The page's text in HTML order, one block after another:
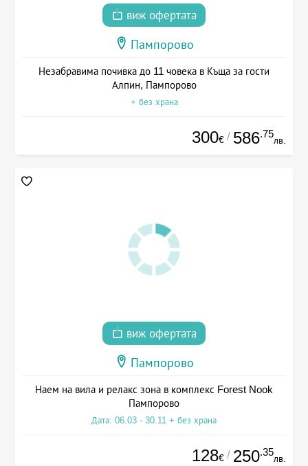
виж офертата
Пампорово
Незабравима почивка до 11 човека в Къща за гости
Алпин, Пампорово
+ без храна
300€ / 586.75
лв.
виж офертата
Пампорово
Наем на вила и релакс зона в комплекс Forest Nook
Пампорово
Дата: 06.03 - 30.11 + без храна
128€ / 250.35
лв.